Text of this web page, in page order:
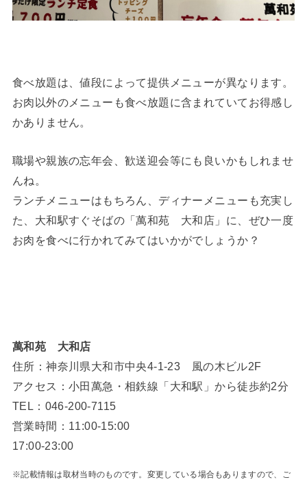
食べ放題は、値段によって提供メニューが異なります。
お肉以外のメニューも食べ放題に含まれていてお得感し
かありません。
職場や親族の忘年会、歓送迎会等にも良いかもしれませ
んね。
ランチメニューはもちろん、ディナーメニューも充実し
た、大和駅すぐそばの「萬和苑 大和店」に、ぜひ一度
お肉を食べに行かれてみてはいかがでしょうか？
萬和苑 大和店
住所：神奈川県大和市中央4-1-23 風の木ビル2F
アクセス：小田萬急・相鉄線「大和駅」から徒歩約2分
TEL：046-200-7115
営業時間：11:00-15:00
17:00-23:00
※記載情報は取材当時のものです。変更している場合もありますので、ご